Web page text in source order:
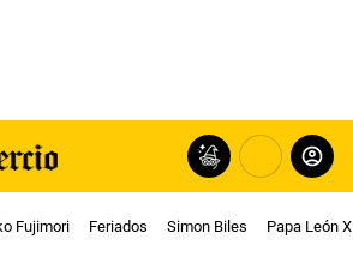
Fujimori Feriados Simon Biles Papa León